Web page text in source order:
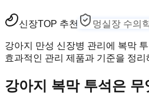
신장TOP 추천 멍실장 수의
강아지 만성 신장병 관리에 복막
효과적인 관리 제품과 기준을 정리
강아지 복막 투석은 무